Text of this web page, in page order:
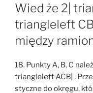
Wied że 2|
triangleleft
między
18. Punkty A, B, C
triangleleft ACB| .
styczne do okręgu,